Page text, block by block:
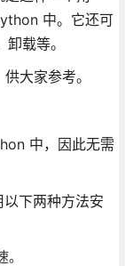
中。它还可
载等。
大家参考。
中，因此无需
下两种方法安